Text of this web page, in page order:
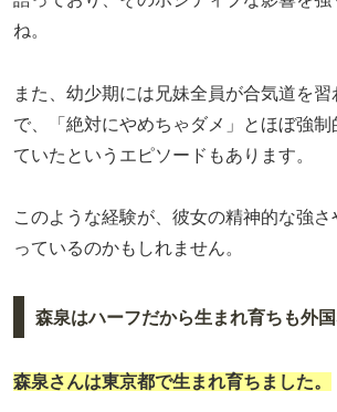
ね。
また、幼少期には兄妹全員が合気道を習
で、「絶対にやめちゃダメ」とほぼ強
ていたというエピソードもあります。
このような経験が、彼女の精神的な強
っているのかもしれません。
森泉はハーフだから生まれ育ちも外
森泉さんは東京都で生まれ育ちました。